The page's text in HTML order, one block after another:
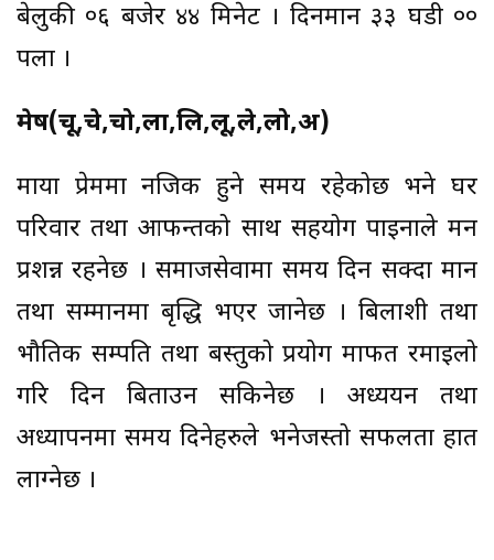
बेलुकी ०६ बजेर ४४ मिनेट । दिनमान ३३ घडी ००
पला ।
मेष(चू,चे,चो,ला,लि,लू,ले,लो,अ)
माया प्रेममा नजिक हुने समय रहेकोछ भने घर
परिवार तथा आफन्तको साथ सहयोग पाईनाले मन
प्रशन्न रहनेछ । समाजसेवामा समय दिन सक्दा मान
तथा सम्मानमा बृद्धि भएर जानेछ । बिलाशी तथा
भौतिक सम्पति तथा बस्तुको प्रयोग मार्फत रमाईलो
गरि दिन बिताउन सकिनेछ । अध्ययन तथा
अध्यापनमा समय दिनेहरुले भनेजस्तो सफलता हात
लाग्नेछ ।